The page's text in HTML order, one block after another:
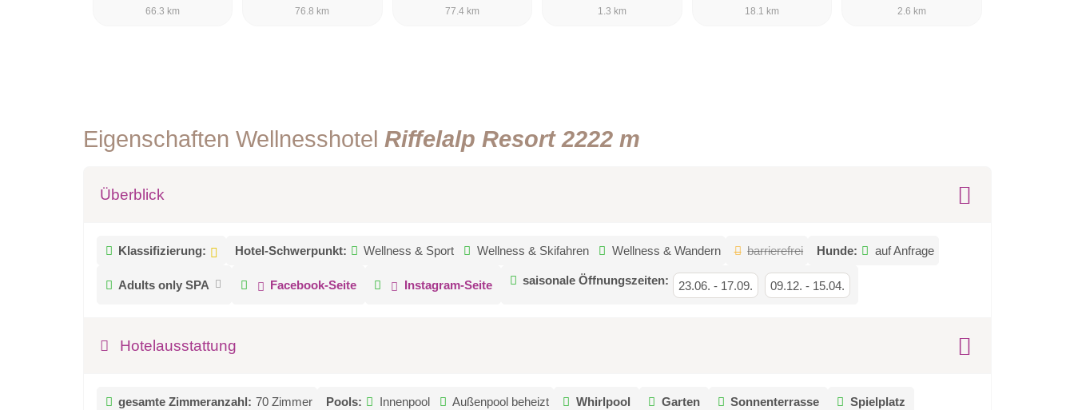
66.3 km
76.8 km
77.4 km
1.3 km
18.1 km
2.6 km
Eigenschaften Wellnesshotel Riffelalp Resort 2222 m
Überblick
Klassifizierung: Hotel-Schwerpunkt: Wellness & Sport Wellness & Skifahren Wellness & Wandern barrierefrei Hunde: auf Anfrage
Adults only SPA Facebook-Seite Instagram-Seite saisonale Öffnungszeiten: 23.06. - 17.09. 09.12. - 15.04.
Hotelausstattung
gesamte Zimmeranzahl: 70 Zimmer Pools: Innenpool Außenpool beheizt Whirlpool Garten Sonnenterrasse Spielplatz